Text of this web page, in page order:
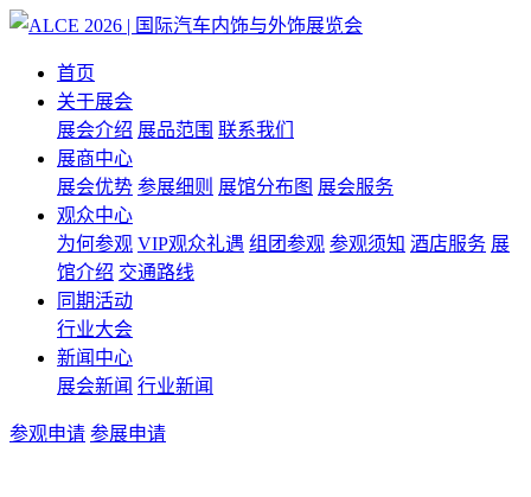
首页
关于展会
展会介绍 展品范围 联系我们
展商中心
展会优势 参展细则 展馆分布图 展会服务
观众中心
为何参观 VIP观众礼遇 组团参观 参观须知 酒店服务 展
馆介绍 交通路线
同期活动
行业大会
新闻中心
展会新闻 行业新闻
参观申请 参展申请